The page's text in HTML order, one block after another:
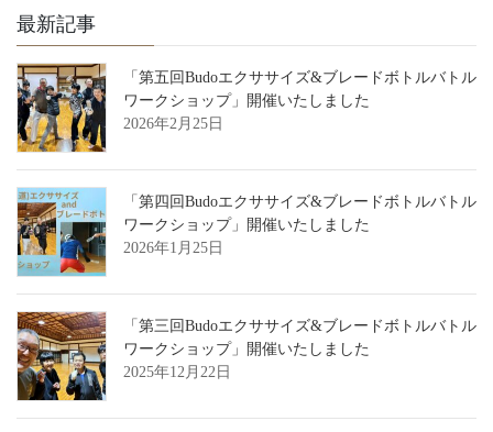
最新記事
「第五回Budoエクササイズ&ブレードボトルバトル
ワークショップ」開催いたしました
2026年2月25日
「第四回Budoエクササイズ&ブレードボトルバトル
ワークショップ」開催いたしました
2026年1月25日
「第三回Budoエクササイズ&ブレードボトルバトル
ワークショップ」開催いたしました
2025年12月22日